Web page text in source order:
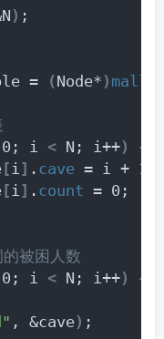
) ;
=
(Node* )
i < N; i++)
{
[i] . cave = i + 1;
[i] . count = 0;
被困人数
i < N; i++)
{
, &cave) ;